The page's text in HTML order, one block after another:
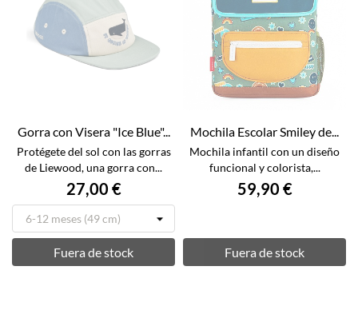
Gorra con Visera "Ice Blue"...
Protégete del sol con las gorras
de Liewood, una gorra con...
27,00 €
Fuera de stock
Mochila Escolar Smiley de...
Mochila infantil con un diseño
funcional y colorista,...
59,90 €
Fuera de stock